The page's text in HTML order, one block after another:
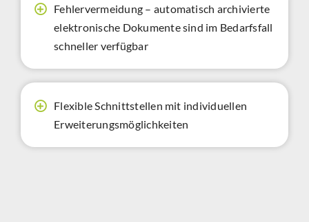
Fehlervermeidung – automatisch archivierte
elektronische Dokumente sind im Bedarfsfall
schneller verfügbar
Flexible Schnittstellen mit individuellen
Erweiterungsmöglichkeiten